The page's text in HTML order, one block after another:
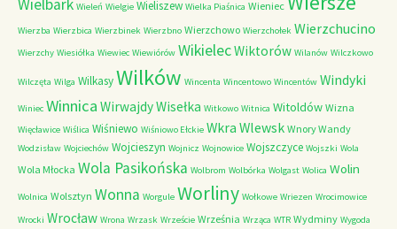
Wielbark Wieleń Wielgie Wieliszew Wielka Piaśnica Wieniec
Wierzba Wierzbica Wierzbinek Wierzbno Wierzchowo Wierzchołek Wierzchucino
Wierzchy Wiesiółka Wiewiec Wiewiórów WikielecWiktorów Wilanów Wilczkowo
Wilczęta Wilga WilkasyWilków Wincenta Wincentowo Wincentów Windyki
Winiec Winnica WirwajdyWisełka Witkowo Witnica Witoldów Wizna
Więcławice Wiślica Wiśniewo Wiśniowo Ełckie Wkra Wlewsk Wnory Wandy
Wodzisław Wojciechów Wojcieszyn Wojnicz Wojnowice Wojszczyce Wojszki Wola
Wola Młocka Wola Pasikońska Wolbrom Wolbórka Wolgast Wolica Wolin
Wolnica Wolsztyn Wonna Worgule Worliny Wołkowe Wriezen Wrocimowice
Wrocki Wrocław Wrona Wrzask Wrzeście Września Wrząca WTR Wydminy Wygoda